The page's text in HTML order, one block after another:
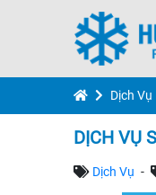
Dịch Vụ
DỊCH VỤ
Dịch Vụ -